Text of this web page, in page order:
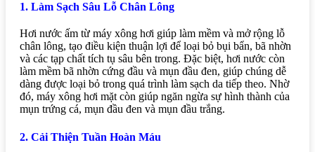
1. Làm Sạch Sâu Lỗ Chân Lông
Hơi nước ấm từ máy xông hơi giúp làm mềm và mở rộng lỗ
chân lông, tạo điều kiện thuận lợi để loại bỏ bụi bẩn, bã nhờn
và các tạp chất tích tụ sâu bên trong. Đặc biệt, hơi nước còn
làm mềm bã nhờn cứng đầu và mụn đầu đen, giúp chúng dễ
dàng được loại bỏ trong quá trình làm sạch da tiếp theo. Nhờ
đó, máy xông hơi mặt còn giúp ngăn ngừa sự hình thành của
mụn trứng cá, mụn đầu đen và mụn đầu trắng.
2. Cải Thiện Tuần Hoàn Máu